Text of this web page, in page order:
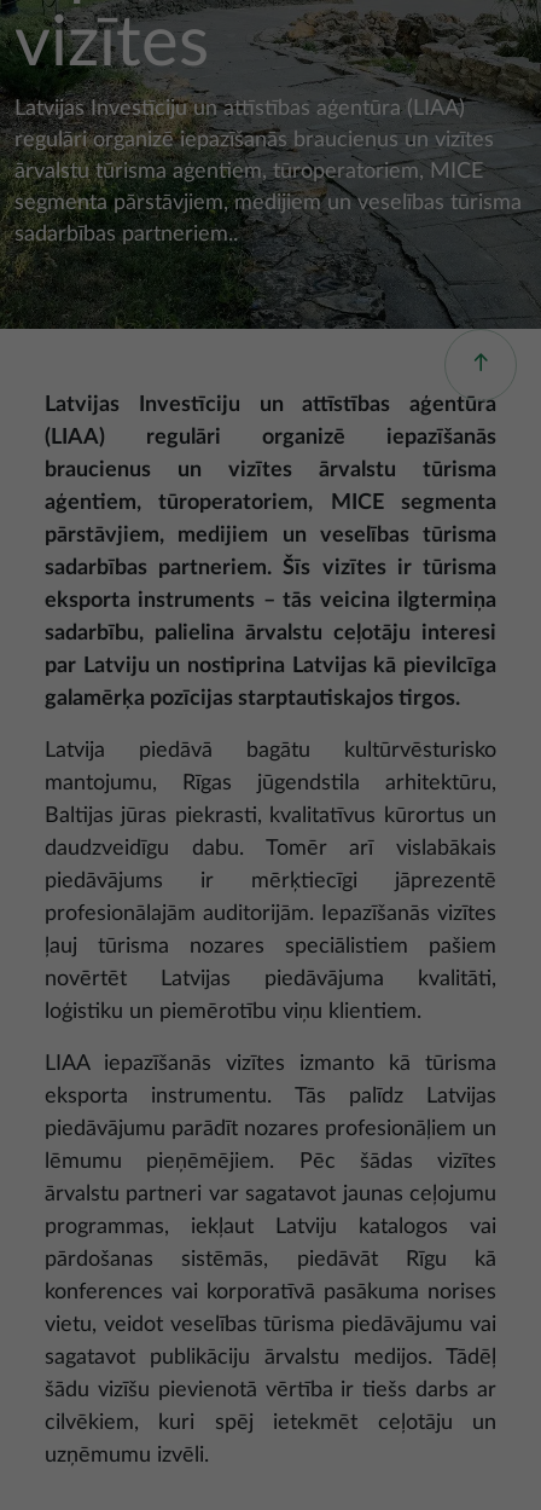
vizītes
Latvijas Investīciju un attīstības aģentūra (LIAA)
regulāri organizē iepazīšanās braucienus un vizītes
ārvalstu tūrisma aģentiem, tūroperatoriem, MICE
segmenta pārstāvjiem, medijiem un veselības tūrisma
sadarbības partneriem..
Latvijas Investīciju un attīstības aģentūra
(LIAA) regulāri organizē iepazīšanās
braucienus un vizītes ārvalstu tūrisma
aģentiem, tūroperatoriem, MICE segmenta
pārstāvjiem, medijiem un veselības tūrisma
sadarbības partneriem. Šīs vizītes ir tūrisma
eksporta instruments – tās veicina ilgtermiņa
sadarbību, palielina ārvalstu ceļotāju interesi
par Latviju un nostiprina Latvijas kā pievilcīga
galamērķa pozīcijas starptautiskajos tirgos.
Latvija piedāvā bagātu kultūrvēsturisko
mantojumu, Rīgas jūgendstila arhitektūru,
Baltijas jūras piekrasti, kvalitatīvus kūrortus un
daudzveidīgu dabu. Tomēr arī vislabākais
piedāvājums ir mērķtiecīgi jāprezentē
profesionālajām auditorijām. Iepazīšanās vizītes
ļauj tūrisma nozares speciālistiem pašiem
novērtēt Latvijas piedāvājuma kvalitāti,
loģistiku un piemērotību viņu klientiem.
LIAA iepazīšanās vizītes izmanto kā tūrisma
eksporta instrumentu. Tās palīdz Latvijas
piedāvājumu parādīt nozares profesionāļiem un
lēmumu pieņēmējiem. Pēc šādas vizītes
ārvalstu partneri var sagatavot jaunas ceļojumu
programmas, iekļaut Latviju katalogos vai
pārdošanas sistēmās, piedāvāt Rīgu kā
konferences vai korporatīvā pasākuma norises
vietu, veidot veselības tūrisma piedāvājumu vai
sagatavot publikāciju ārvalstu medijos. Tādēļ
šādu vizīšu pievienotā vērtība ir tiešs darbs ar
cilvēkiem, kuri spēj ietekmēt ceļotāju un
uzņēmumu izvēli.